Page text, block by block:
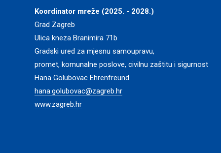
Koordinator mreže (2025. - 2028.)
Grad Zagreb
Ulica kneza Branimira 71b
Gradski ured za mjesnu samoupravu,
promet, komunalne poslove, civilnu zaštitu i sigurnost
Hana Golubovac Ehrenfreund
hana.golubovac@zagreb.hr
www.zagreb.hr